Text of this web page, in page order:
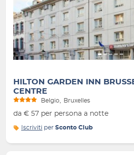
Indietro
HILTON GARDEN INN
CENTRE
Belgio Bruxelles
da € 57 per persona a notte
Iscriviti per Sconto Club